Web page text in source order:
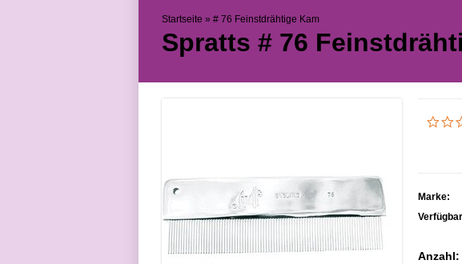
Startseite » # 76 Feinstdrähtige Kam
Spratts # 76
Marke:
Anzahl: